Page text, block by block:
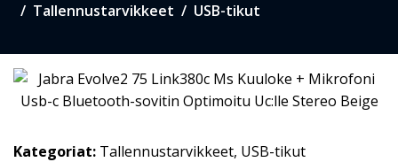
Tallennustarvikkeet USB-tikut
Kategoriat: Tallennustarvikkeet, USB-tikut